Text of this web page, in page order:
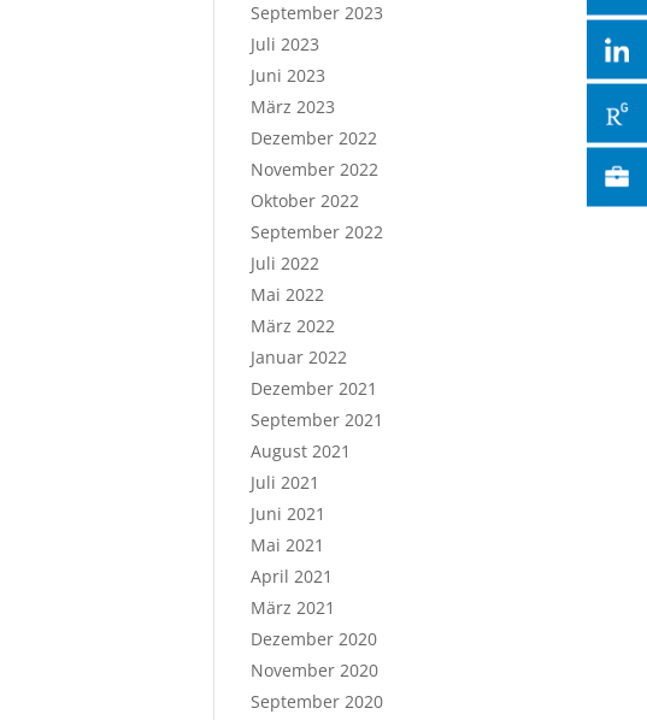
September 2023
Juli 2023
Juni 2023
März 2023
Dezember 2022
November 2022
Oktober 2022
September 2022
Juli 2022
Mai 2022
März 2022
Januar 2022
Dezember 2021
September 2021
August 2021
Juli 2021
Juni 2021
Mai 2021
April 2021
März 2021
Dezember 2020
November 2020
September 2020